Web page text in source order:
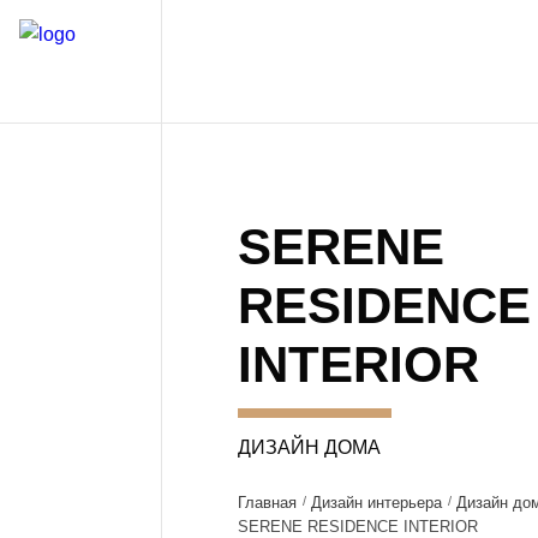
SERENE
RESIDENCE
INTERIOR
ДИЗАЙН ДОМА
Главная Дизайн интерьера
Дизайн
SERENE RESIDENCE INTERIOR